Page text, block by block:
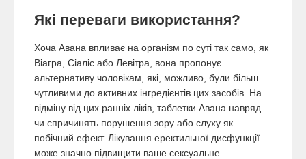
Які переваги використання?
Хоча Авана впливає на організм по суті так само, як
Віагра, Сіаліс або Левітра, вона пропонує
альтернативу чоловікам, які, можливо, були більш
чутливими до активних інгредієнтів цих засобів. На
відміну від цих ранніх ліків, таблетки Авана навряд
чи спричинять порушення зору або слуху як
побічний ефект. Лікування еректильної дисфункції
може значно підвищити ваше сексуальне